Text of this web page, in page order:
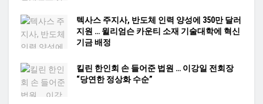
텍사스 주지사, 반도체 인력 양성에 350만 달러
지원 … 윌리엄슨 카운티 소재 기술대학에 혁신
기금 배정
킬린 한인회 손 들어준 법원 … 이강일 전회장
“당연한 정상화 수순”